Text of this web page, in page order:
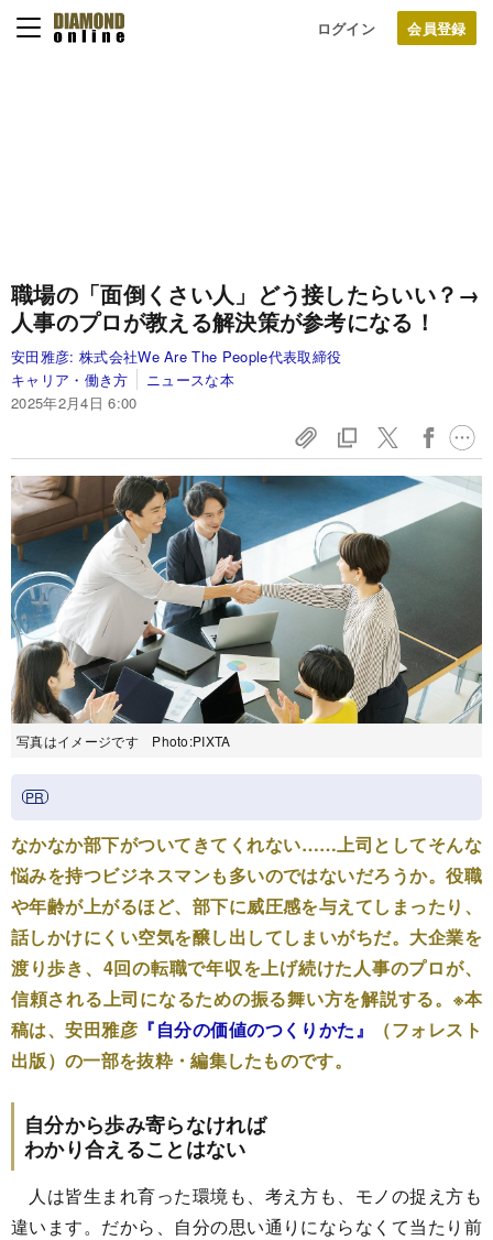
ログイン
職場の「面倒くさい人」どう接したらいい？→
人事のプロが教える解決策が参考になる！
安田雅彦: 株式会社We Are The People代表取締役
キャリア・働き方
ニュースな本
2025年2月4日 6:00
写真はイメージです Photo:PIXTA
なかなか部下がついてきてくれない……上司としてそんな
悩みを持つビジネスマンも多いのではないだろうか。役職
や年齢が上がるほど、部下に威圧感を与えてしまったり、
話しかけにくい空気を醸し出してしまいがちだ。大企業を
渡り歩き、4回の転職で年収を上げ続けた人事のプロが、
信頼される上司になるための振る舞い方を解説する。※本
稿は、安田雅彦 『自分の価値のつくりかた』
（フォレスト
出版）の一部を抜粋・編集したものです。
自分から歩み寄らなければ
わかり合えることはない
人は皆生まれ育った環境も、考え方も、モノの捉え方も
違います。だから、自分の思い通りにならなくて当たり前